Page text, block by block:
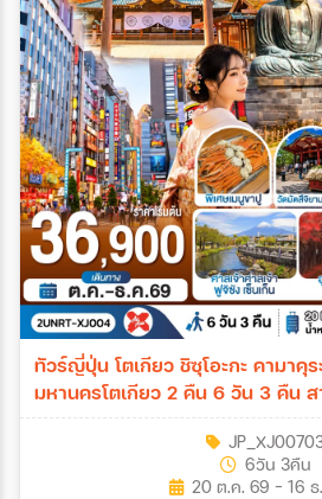
ทัวร์ญี่ปุ่น โตเกียว ชิซุโอะกะ คามาคุ
มหานครโตเกียว 2 คืน 6 วัน 3 คืน
เอเชีย เอ็กซ์ 6วัน 3คืน (XJ)
6วัน 3คืน
20 ต.ค. 69 - 16